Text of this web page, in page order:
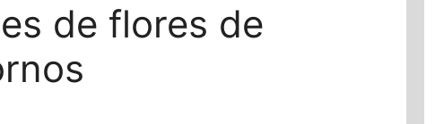
de flores de